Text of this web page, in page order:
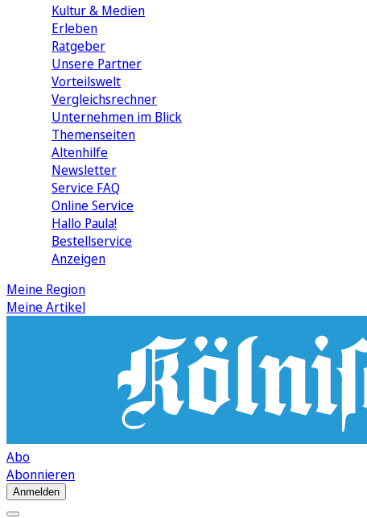
Kultur & Medien
Erleben
Ratgeber
Unsere Partner
Vorteilswelt
Vergleichsrechner
Unternehmen im Blick
Themenseiten
Altenhilfe
Newsletter
Service FAQ
Online Service
Hallo Paula!
Bestellservice
Anzeigen
Meine Region
Meine Artikel
Abo
Abonnieren
Anmelden